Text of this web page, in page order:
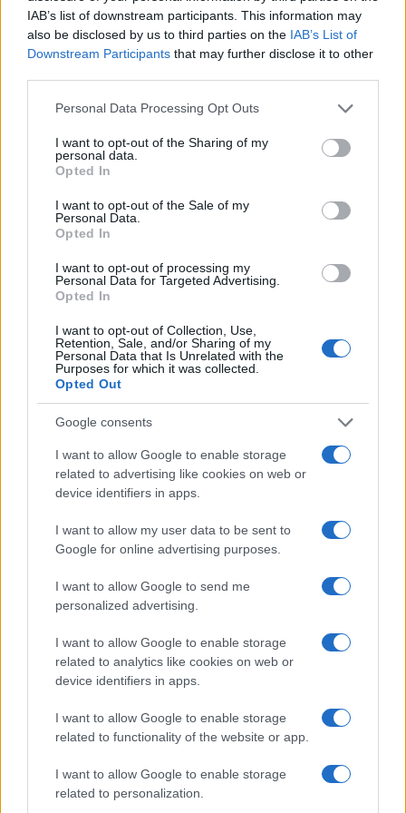
IAB’s list of downstream participants. This information may
also be disclosed by us to third parties on the IAB’s List of
Downstream Participants that may further disclose it to other
Please note that this website/app uses one or more Google
not limited to your visit or usage behaviour. You may click to
grant or deny consent to Google and its third-party tags to
use your data for below specified purposes in below Google
consent section.
Personal Data Processing Opt Outs
I want to opt-out of the Sharing of my
personal data.
Opted In
I want to opt-out of the Sale of my
Personal Data.
Opted In
I want to opt-out of processing my
Personal Data for Targeted Advertising.
Opted In
I want to opt-out of Collection, Use,
Retention, Sale, and/or Sharing of my
Personal Data that Is Unrelated with the
Purposes for which it was collected.
Opted Out
Google consents
I want to allow Google to enable storage
related to advertising like cookies on web or
device identifiers in apps.
I want to allow my user data to be sent to
Google for online advertising purposes.
I want to allow Google to send me
personalized advertising.
I want to allow Google to enable storage
related to analytics like cookies on web or
device identifiers in apps.
I want to allow Google to enable storage
related to functionality of the website or app.
I want to allow Google to enable storage
related to personalization.
Proprio di questo legame con i G. U.R. si sarebbe
spesso servito per conferire maggiore forza
intimidatoria alle proprie minacce.
rientro del debito, cui applicavanotassi di
interesse pari al 40% mensile
.
Oltre tale importo si “accontentavano”
mensile, ma, in questo caso, ilpagamento
avveniva a “capitale fermo ”, ovvero non decurtato
A confermarlo, l’esempio di una vittima, che per €
80.000prestati, era stata costretta a restituirne
venisse ridottonel tempo. L’usurato era infatti
tenuto a estinguere il debito corrispondendo l’intera
somma presa a prestito più una rata. Se ritardava
con i pagamenti, poi, gli venivano
corrisposta.
Il personale della Polizia di Stato , di concerto con
quello della Guardia di Finanza, sotto la regia della
smantellare definitivamente l’agguerrito sodalizio,
liberando dal giogo dell’usura molte famiglie della
INTANTO LA VEDOVA DI CERCIELLO TORNA A